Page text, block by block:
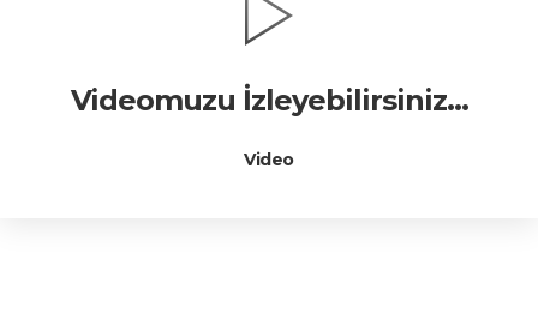
Videomuzu İzleyebilirsiniz...
Video